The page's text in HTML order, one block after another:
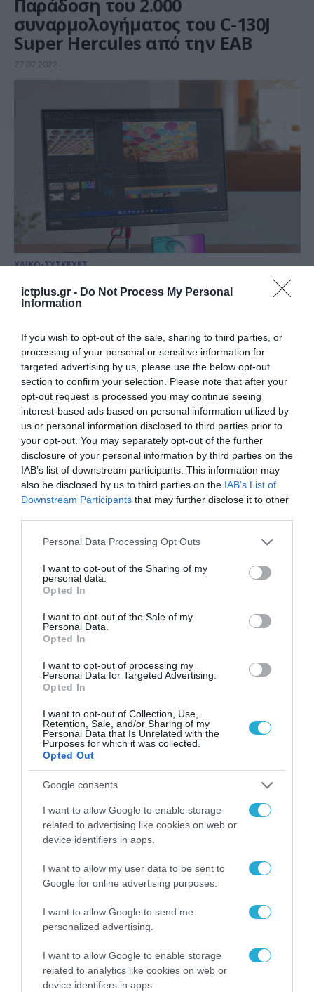
ictplus.gr - Do Not Process My Personal
Information
If you wish to opt-out of the sale, sharing to third parties, or
processing of your personal or sensitive information for
targeted advertising by us, please use the below opt-out
section to confirm your selection. Please note that after your
opt-out request is processed you may continue seeing
interest-based ads based on personal information utilized by
us or personal information disclosed to third parties prior to
your opt-out. You may separately opt-out of the further
disclosure of your personal information by third parties on the
IAB’s list of downstream participants. This information may
also be disclosed by us to third parties on the IAB’s List of
Downstream Participants that may further disclose it to other
Please note that this website/app uses one or more Google
not limited to your visit or usage behaviour. You may click to
grant or deny consent to Google and its third-party tags to
use your data for below specified purposes in below Google
consent section.
Personal Data Processing Opt Outs
I want to opt-out of the Sharing of my
personal data.
Opted In
I want to opt-out of the Sale of my
Personal Data.
Opted In
I want to opt-out of processing my
Personal Data for Targeted Advertising.
Opted In
I want to opt-out of Collection, Use,
Retention, Sale, and/or Sharing of my
Personal Data that Is Unrelated with the
Purposes for which it was collected.
Opted Out
Google consents
I want to allow Google to enable storage
related to advertising like cookies on web or
device identifiers in apps.
I want to allow my user data to be sent to
Google for online advertising purposes.
I want to allow Google to send me
personalized advertising.
I want to allow Google to enable storage
related to analytics like cookies on web or
device identifiers in apps.
συναρμολογήματος του C-130J
Super Hercules από την ΕΑΒ
27.07.2022
ΥΛΙΚΟ-ΣΥΣΚΕΥΕΣ
Lenovo ThinkCentre neo 50a 24
All-in-One: Με ΑΙ για έξυπνες
συνεργατικότητα
21.07.2022
ΥΛΙΚΟ-ΣΥΣΚΕΥΕΣ
Χρήση drones στον
επιχειρηματικό κόσμο
ΥΛΙΚΟ-ΣΥΣΚΕΥΕΣ
Νέα σειρά Ζ από την HP για
επαγγελματική δημιουργία
χωρίς περιορισμούς